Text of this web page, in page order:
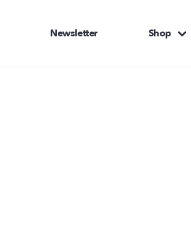
Newsletter Shop